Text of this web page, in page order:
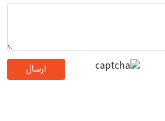
ارسال